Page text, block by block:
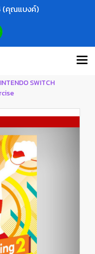
(คุณแบงค์)
SWITCH